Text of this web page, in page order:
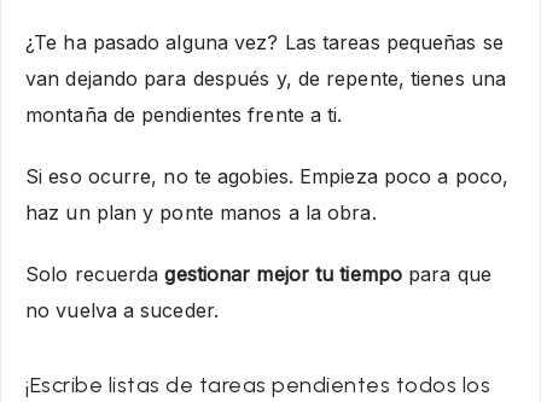
¿Te ha pasado alguna vez? Las tareas pequeñas se
van dejando para después y, de repente, tienes una
montaña de pendientes frente a ti.
Si eso ocurre, no te agobies. Empieza poco a poco,
haz un plan y ponte manos a la obra.
Solo recuerdagestionar mejor tu tiempopara que
no vuelva a suceder.
¡Escribe listas de tareas pendientes todos los